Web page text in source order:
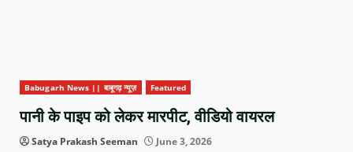
Babugarh News || बाबूगढ़ न्यूज़ Featured
पानी के पाइप को लेकर मारपीट, वीडियो वायरल
Satya Prakash Seeman June 3, 2026